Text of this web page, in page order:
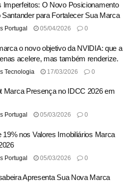
Imperfeitos: O Novo Posicionamento
Santander para Fortalecer Sua Marca
Portugal 05/04/2026 0
o novo objetivo da NVIDIA: que a
acelere, mas também renderize.
Tecnologia 17/03/2026 0
Marca Presença no IDCC 2026 em
Portugal 05/03/2026 0
19% nos Valores Imobiliários Marca
Portugal 05/03/2026 0
Apresenta Sua Nova Marca